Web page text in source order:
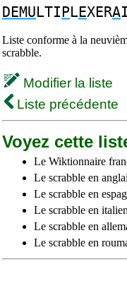
DEMULTIPLEXERA
Liste conforme à la
scrabble.
Modifier la liste
Liste précédente
Voyez cette
Le Wiktionnaire
Le scrabble en
Le scrabble en
Le scrabble en
Le scrabble en
Le scrabble en